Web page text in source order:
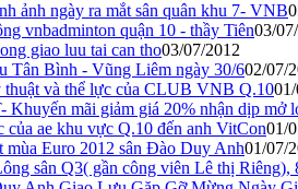
ảnh ngày ra mắt sân quân khu 7- VNB
vnbadminton quận 10 - thầy Tiên03/
giao luu tai can tho03/07/2012
Tân Bình - Vũng Liêm ngày 30/602/07/
thuật và thể lực của CLUB VNB Q.10
mãi giảm giá 20% nhận dịp mở
của ae khu vực Q.10 đến anh VitCon01/
mùa Euro 2012 sân Đào Duy Anh01/07/
sân Q3( gần công viên Lê thị Riêng),